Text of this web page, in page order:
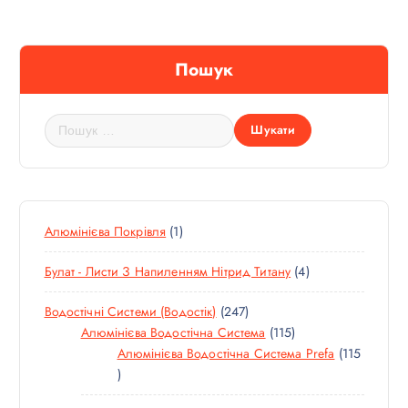
Пошук
П
о
ш
к
:
Алюмінієва Покрівля 11
Т
О
В
А
Р
Булат - Листи З Напиленням Нітрид Титану 44
Т
А
И
Водостічні Системи (водостік) 2472
4
7
О
Алюмінієва Водостічна Система 1151
1
Т
Алюмінієва Водостічна Система Prefa 115
1
1